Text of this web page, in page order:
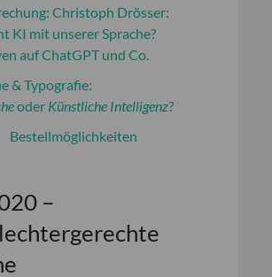
Christoph Drösser:
KI mit unserer Sprache?
auf ChatGPT und Co.
& Typografie:
oder Künstliche Intelligenz?
Bestellmöglichkeiten
–